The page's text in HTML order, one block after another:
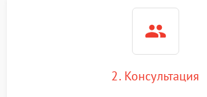
2. Консультация